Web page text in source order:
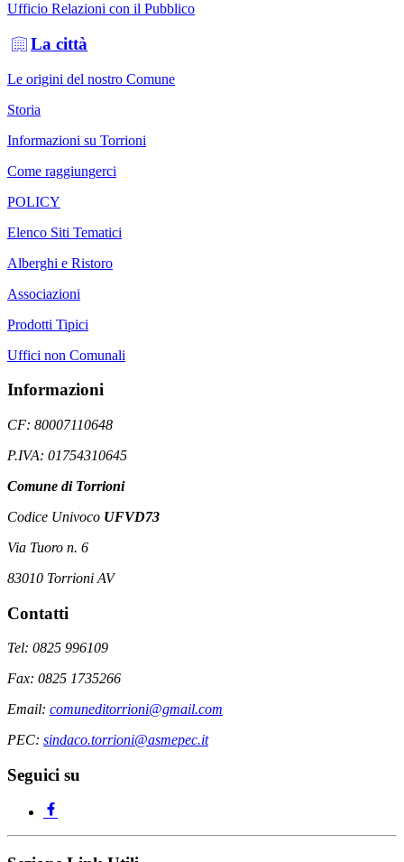
Ufficio Relazioni con il Pubblico
La città
Le origini del nostro Comune
Storia
Informazioni su Torrioni
Come raggiungerci
POLICY
Elenco Siti Tematici
Alberghi e Ristoro
Associazioni
Prodotti Tipici
Uffici non Comunali
Informazioni
CF: 80007110648
P.IVA: 01754310645
Comune di Torrioni
Codice Univoco UFVD73
Via Tuoro n. 6
83010 Torrioni AV
Contatti
Tel: 0825 996109
Fax: 0825 1735266
Email: comuneditorrioni@gmail.com
PEC: sindaco.torrioni@asmepec.it
Seguici su